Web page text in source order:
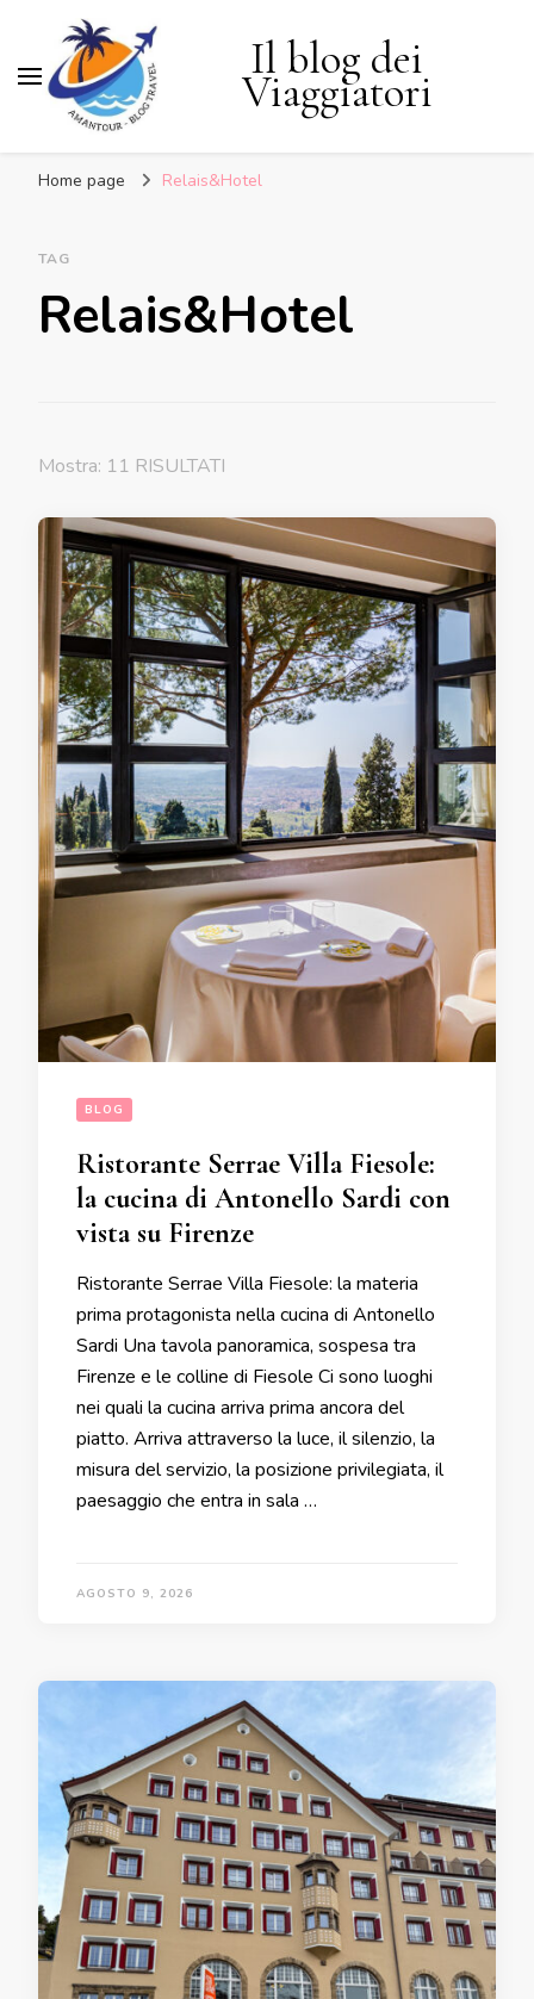
Il blog dei
Viaggiatori
Home page Relais&Hotel
TAG
Relais&Hotel
Mostra: 11 RISULTATI
BLOG
Ristorante Serrae Villa Fiesole:
la cucina di Antonello Sardi con
vista su Firenze
Ristorante Serrae Villa Fiesole: la materia
prima protagonista nella cucina di Antonello
Sardi Una tavola panoramica, sospesa tra
Firenze e le colline di Fiesole Ci sono luoghi
nei quali la cucina arriva prima ancora del
piatto. Arriva attraverso la luce, il silenzio, la
misura del servizio, la posizione privilegiata, il
paesaggio che entra in sala …
AGOSTO 9, 2026